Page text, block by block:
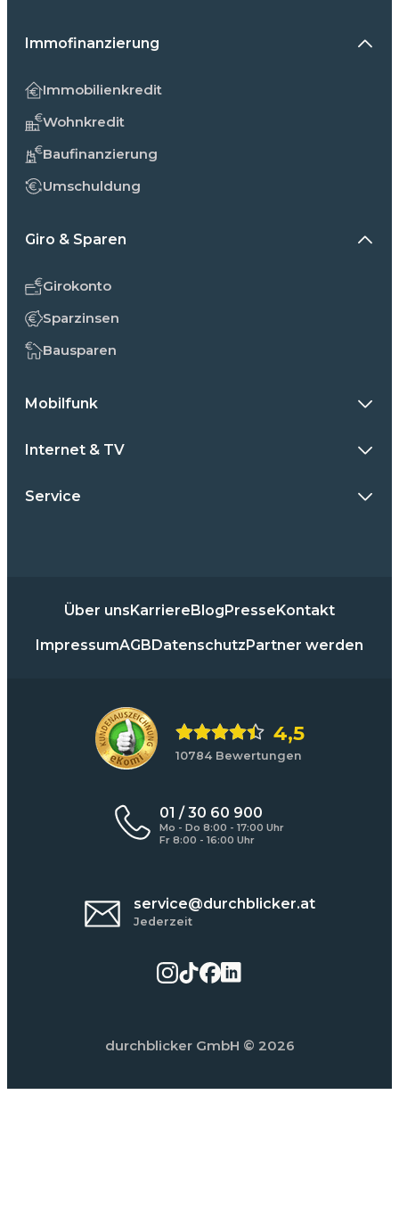
Immofinanzierung
Immobilienkredit
Wohnkredit
Baufinanzierung
Umschuldung
Giro & Sparen
Girokonto
Sparzinsen
Bausparen
Mobilfunk
Internet & TV
Service
Über unsKarriereBlogPresseKontakt
ImpressumAGBDatenschutzPartner werden
4,5
10784 Bewertungen
01 / 30 60 900
Mo - Do 8:00 - 17:00 Uhr
Fr 8:00 - 16:00 Uhr
service@durchblicker.at
Jederzeit
durchblicker GmbH © 2026